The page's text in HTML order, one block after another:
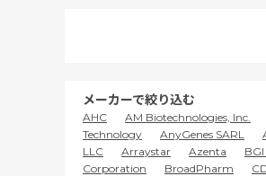
メーカーで絞り込む
AHC AM Biotechnologies, Inc.
Technology
AnyGenes SARL
LLC
Arraystar Azenta
Corporation
BroadPharm